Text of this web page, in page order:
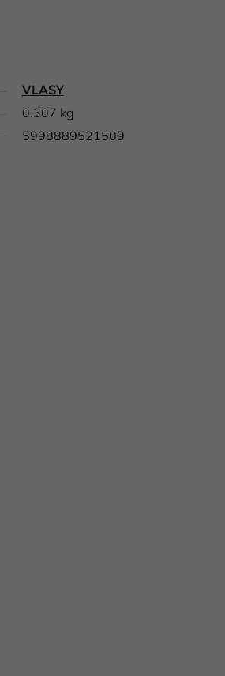
VLASY
0.307 kg
5998889521509